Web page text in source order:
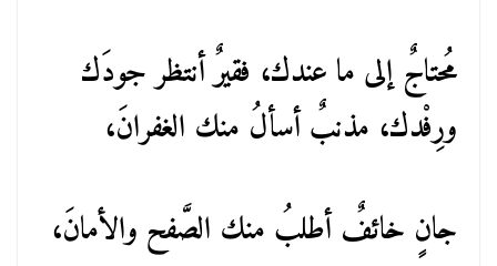
مُحتاجٌ إلى ما عندك، فقيرٌ أنتظر جودَك
ورِفْدك، مذنبٌ أسألُ منك الغفرانَ،
جانٍ خائفٌ أطلبُ منك الصَّفح والأمانَ،